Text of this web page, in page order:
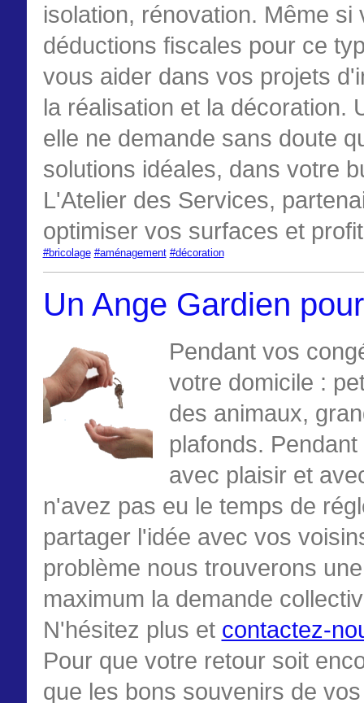
isolation, rénovation. Même
déductions fiscales pour ce
vous aider dans vos projets
la réalisation et la décoration.
elle ne demande sans doute
solutions idéales, dans votre
L'Atelier des Services,
optimiser vos surfaces et
‪#‎bricolage‬ ‪#‎aménagement‬ ‪#‎décoration‬
Un Ange Gardien
Pendant vos
votre domicile :
des animaux,
plafonds.
avec plaisir et
n'avez pas eu le temps de
partager l'idée avec vos
problème nous trouverons
maximum la demande
N'hésitez plus et contactez-
Pour que votre retour soit
que les bons souvenirs de